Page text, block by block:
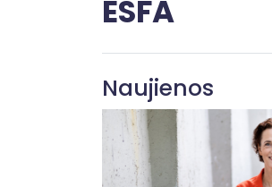
ESFA
Naujienos